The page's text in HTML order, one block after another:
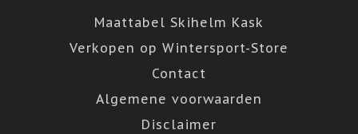
Maattabel Skihelm Kask
Verkopen op Wintersport-Store
Contact
Algemene voorwaarden
Disclaimer